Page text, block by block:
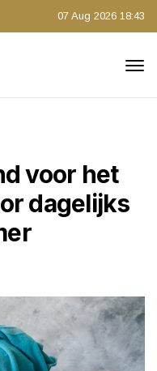
07 Aug 2026 18:43
voor het
dagelijks